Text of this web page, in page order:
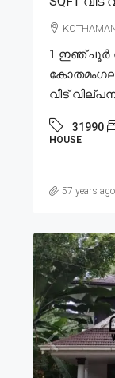
1.ഇഞ്ചൂർ
വീട്
31990
HOUSE
57 years ago